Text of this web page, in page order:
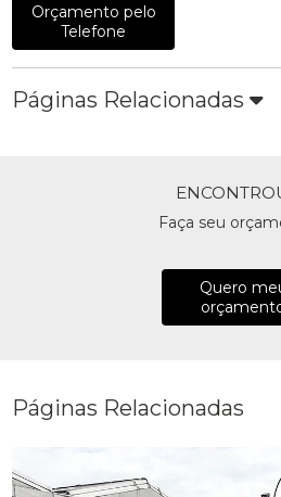
Orçamento pelo
Telefone
Páginas Relacionadas
Faça seu
Quero
Páginas Relacionadas